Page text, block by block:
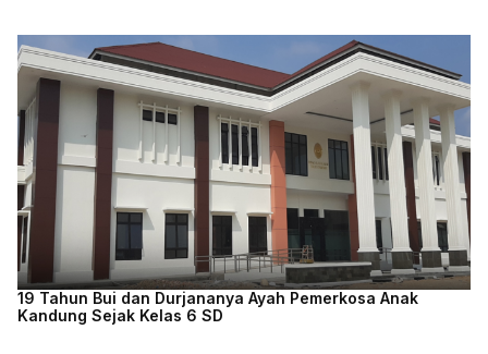
19 Tahun Bui dan Durjananya Ayah Pemerkosa Anak
Kandung Sejak Kelas 6 SD